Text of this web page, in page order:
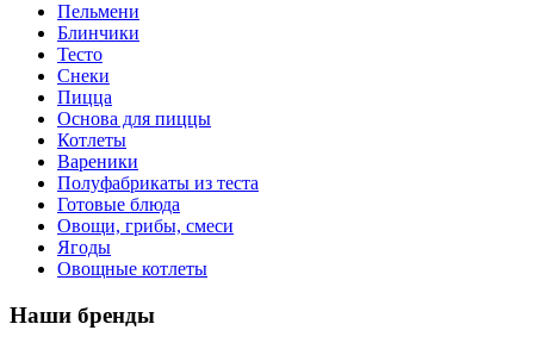
Пельмени
Блинчики
Тесто
Снеки
Пицца
Основа для пиццы
Котлеты
Вареники
Полуфабрикаты из теста
Готовые блюда
Овощи, грибы, смеси
Ягоды
Овощные котлеты
Наши бренды